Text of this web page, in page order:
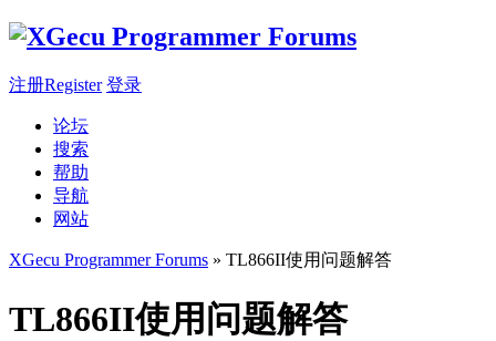
注册Register 登录
论坛
搜索
帮助
导航
网站
XGecu Programmer Forums » TL866II使用问题解答
TL866II使用问题解答